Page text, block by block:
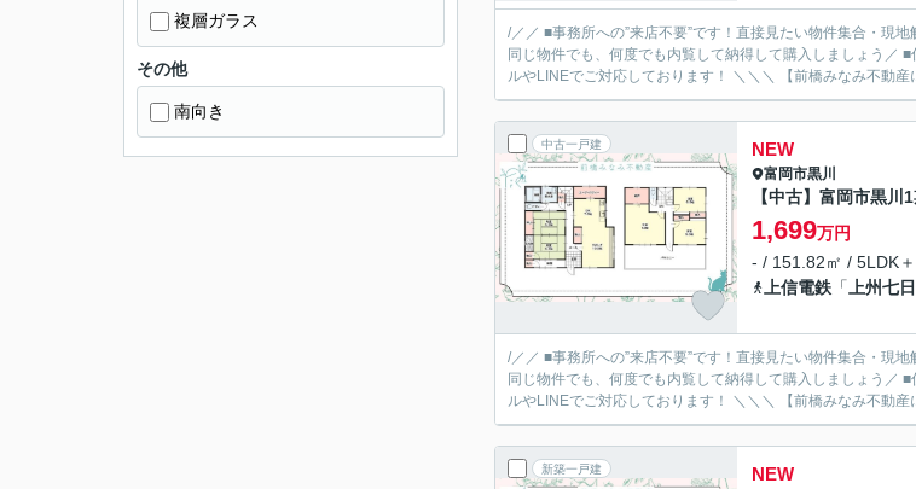
/／／ ■事務所への”来店不要”です！直接見たい物件集合・現
同じ物件でも、何度でも内覧して納得して購入しましょう／
ルやLINEでご対応しております
中古一戸建 NEW
富岡市黒川
【中古】富岡市黒
1,699万円
- / 151.82㎡ / 5LDK
上信電鉄 「 上州七
/／／ ■事務所への”来店不要”です！直接見たい物件集合・現
同じ物件でも、何度でも内覧して納得して購入しましょう／
ルやLINEでご対応しております
新築一戸建 NEW
複層ガラス
その他
南向き